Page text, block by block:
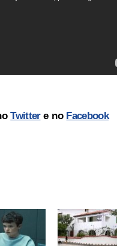
Twittere no Facebook